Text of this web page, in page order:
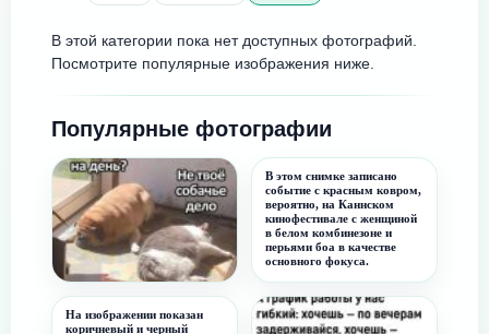
В этой категории пока нет доступных фотографий.
Посмотрите популярные изображения ниже.
Популярные фотографии
Не твое собачье дело
В этом снимке записано
событие с красным ковром,
вероятно, на Каннском
кинофестивале с женщиной
в белом комбинезоне и
перьями боа в качестве
основного фокуса.
На изображении показан
коричневый и черный